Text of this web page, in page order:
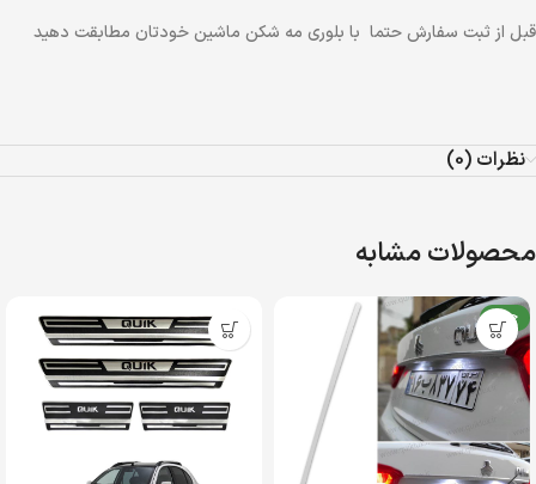
قبل از ثبت سفارش حتما با بلوری مه شکن ماشین خودتان مطابقت دهید
نظرات (0)
محصولات مشابه
جدید